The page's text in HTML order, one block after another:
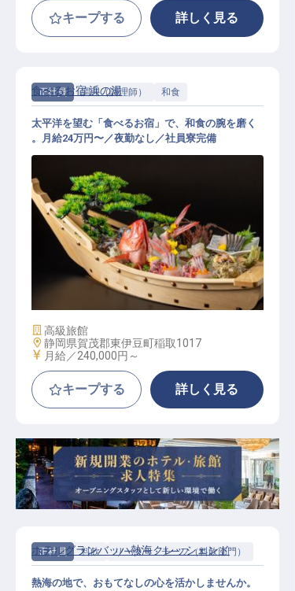
キープする 詳しく見る
正社員 調理（調理師） 和食
食べるお宿 浜の湯
太平洋を望む「食べるお宿」で、和食の腕を磨く
。月給24万円〜／夜勤なし／社員寮完備
施設業態
高級旅館
勤務地
静岡県賀茂郡東伊豆町稲取1017
給与
月給／240,000円～
キープする 詳しく見る
正社員 料飲 リーダー・チーフ（料飲部門）
ホテルグランバッハ熱海クレッシェンド
熱海の地で、おもてなしの心を活かしませんか。